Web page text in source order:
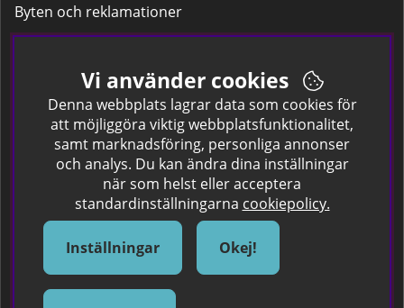
Byten och reklamationer
Leverans
Hitta färgkoden på bilen.
Företagskund
Om oss
Om Spraycan
IKEA Färger
Sök Säkerhetsdatablad
Samarbete / Dyhrs Garage
Vi använder cookies
Denna webbplats lagrar data som cookies för
att möjliggöra viktig webbplatsfunktionalitet,
samt marknadsföring, personliga annonser
och analys. Du kan ändra dina inställningar
när som helst eller acceptera
standardinställningarna cookiepolicy.
Inställningar Okej!